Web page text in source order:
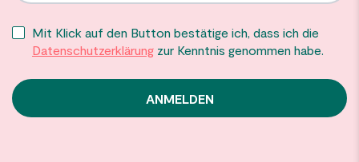
Mit Klick auf den Button bestätige ich, dass ich die
Datenschutzerklärung zur Kenntnis genommen habe.